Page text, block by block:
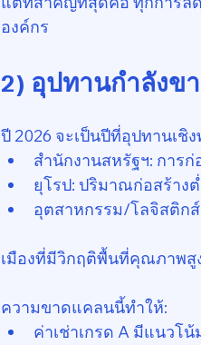
องค์กร
2) อุปทานกำลังข
ปี 2026 จะเป็นปีที่อุปทานเชิ
สำนักงานสหรัฐฯ: การ
ยุโรป: ปริมาณก่อสร้าง
อุตสาหกรรม/โลจิสติกส์
เมืองที่มีวิกฤติพื้นที่คุณภาพสู
ความขาดแคลนนี้ทำให้:
ค่าเช่าเกรด A มีแนวโ